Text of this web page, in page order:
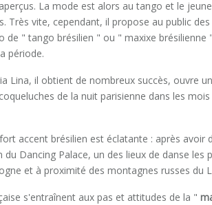
La mode est alors au tango et le
Très vite, cependant, il propose au public
" tango brésilien " ou " maxixe brésilienne
période.
Lina, il obtient de nombreux succès, ouvre
de la nuit parisienne dans les
accent brésilien est éclatante : après avoir
Dancing Palace, un des lieux de danse les
et à proximité des montagnes russes du
s'entraînent aux pas et attitudes de la "